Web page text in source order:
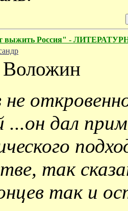
выжить Россия" -
Воложин
...он дал
так
так и